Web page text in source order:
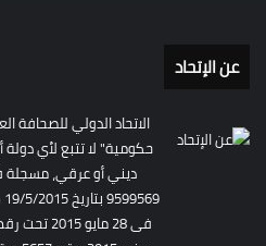
عن الإتحاد
الاتحاد الدولي للصحافة
حكومية" لا تتبع لأي
ديني أو عرقي،